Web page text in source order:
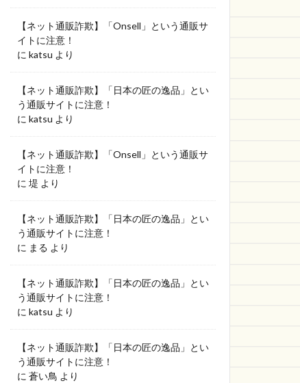
【ネット通販詐欺】「Onsell」という通販サ
イトに注意！
に katsu より
【ネット通販詐欺】「日本の匠の逸品」とい
う通販サイトに注意！
に katsu より
【ネット通販詐欺】「Onsell」という通販サ
イトに注意！
に 堤 より
【ネット通販詐欺】「日本の匠の逸品」とい
う通販サイトに注意！
に まる より
【ネット通販詐欺】「日本の匠の逸品」とい
う通販サイトに注意！
に katsu より
【ネット通販詐欺】「日本の匠の逸品」とい
う通販サイトに注意！
に 蒼い鳥 より